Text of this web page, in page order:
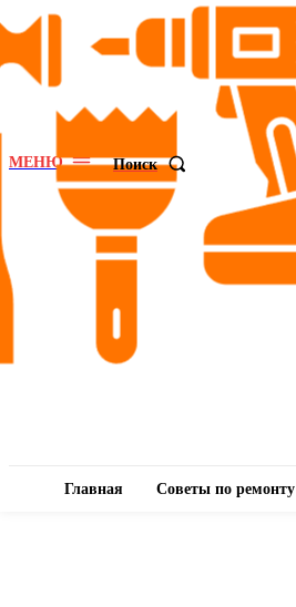
МЕНЮ Поиск
Главная Советы по ремонту